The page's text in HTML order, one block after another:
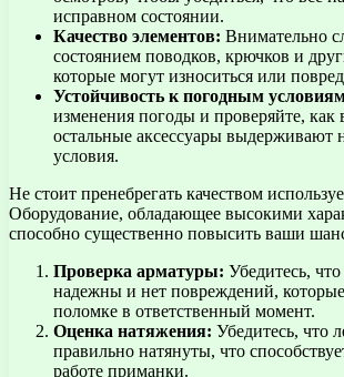
исправном состоянии.
Качество элементов: Внимательно
состоянием поводков, крючков и
которые могут износиться или
Устойчивость к погодным
изменения погоды и проверяйте,
остальные аксессуары выдерживают
условия.
Не стоит пренебрегать качеством
Оборудование, обладающее высокими
способно существенно повысить ваши
Проверка арматуры: Убедитесь,
надежны и нет повреждений,
поломке в ответственный момент.
Оценка натяжения: Убедитесь, что
правильно натянуты, что
работе приманки.